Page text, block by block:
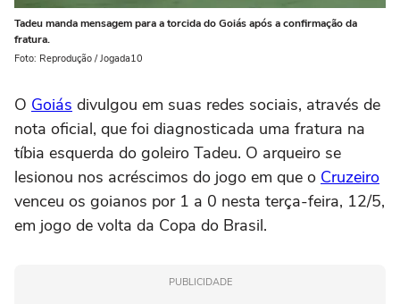
Tadeu manda mensagem para a torcida do Goiás após a confirmação da
fratura.
Foto: Reprodução / Jogada10
O Goiás divulgou em suas redes sociais, através de
nota oficial, que foi diagnosticada uma fratura na
tíbia esquerda do goleiro Tadeu. O arqueiro se
lesionou nos acréscimos do jogo em que o Cruzeiro
venceu os goianos por 1 a 0 nesta terça-feira, 12/5,
em jogo de volta da Copa do Brasil.
PUBLICIDADE